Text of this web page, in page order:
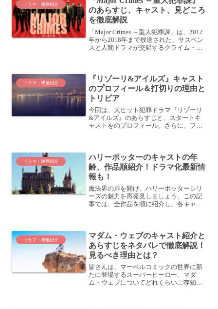
ドラマ・映画紹介
のあらすじ、キャスト、見どころ
を徹底解説
「Major Crimes ～重大犯罪課」は、2012
年から2018年まで放送された、サスペン
スと人間ドラマが交錯するクライム・サ
が...
ドラマ・映画紹介
『リゾーリ&アイルズ』キャスト
のプロフィール＆打切りの理由と
トリビア
今回は、大ヒット犯罪ドラマ『リゾーリ
&アイルズ』のあらすじと、スタートキ
ャストをのプロフィール。さらに、ファ
ISL...
ドラマ・映画紹介
ハリーポッターのキャストの年
齢、作品順紹介！ドラマ化最新情
報も！
魔法界の扉を開け、ハリーポッターシリ
ーズの魅力を再発見しましょう。この記
事では、全作品を順に紹介し、各キャス
win...
ドラマ・映画紹介
マダム・ウェブのキャスト紹介と
あらすじをネタバレで徹底解説！
見るべき理由とは？
皆さんは、マーベルコミックの世界に新
たに登場するスーパーヒーロー、マダ
ム・ウェブについてどれくらいご存知で